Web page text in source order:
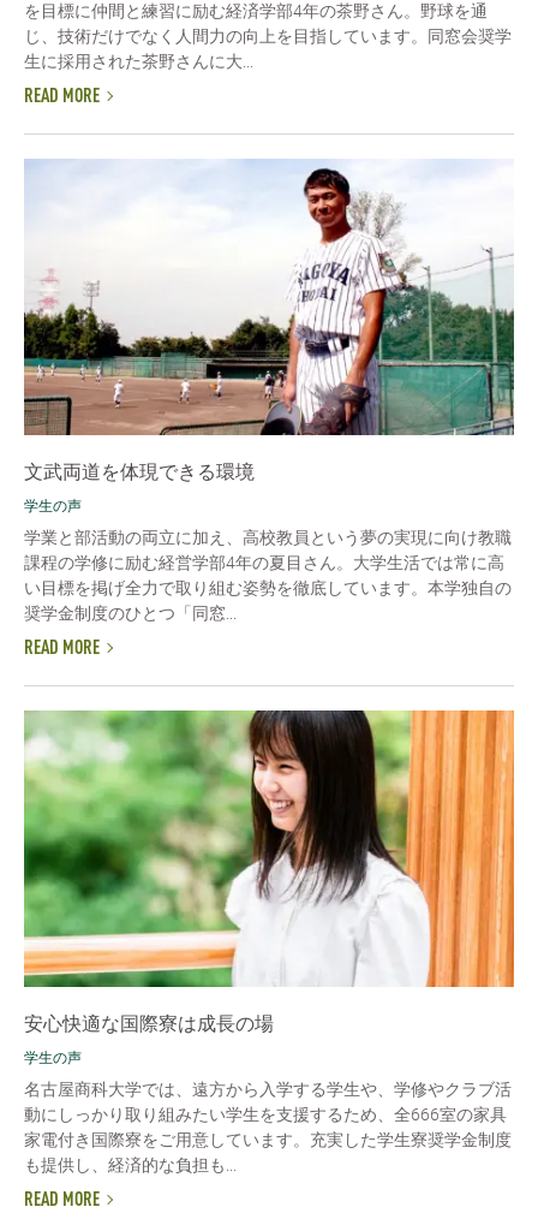
を目標に仲間と練習に励む経済学部4年の茶野さん。野球を通
じ、技術だけでなく人間力の向上を目指しています。同窓会奨学
生に採用された茶野さんに大...
READ MORE
文武両道を体現できる環境
学生の声
学業と部活動の両立に加え、高校教員という夢の実現に向け教職
課程の学修に励む経営学部4年の夏目さん。大学生活では常に高
い目標を掲げ全力で取り組む姿勢を徹底しています。本学独自の
奨学金制度のひとつ「同窓...
READ MORE
安心快適な国際寮は成長の場
学生の声
名古屋商科大学では、遠方から入学する学生や、学修やクラブ活
動にしっかり取り組みたい学生を支援するため、全666室の家具
家電付き国際寮をご用意しています。充実した学生寮奨学金制度
も提供し、経済的な負担も...
READ MORE